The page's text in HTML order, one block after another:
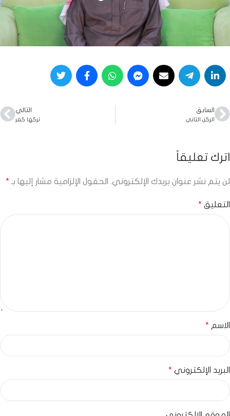
السابق
الركن الثاني
التالي
تركها كفر
اترك تعليقاً
لن يتم نشر عنوان بريدك الإلكتروني. الحقول الإلزامية مشار إليها بـ *
التعليق *
الاسم *
البريد الإلكتروني *